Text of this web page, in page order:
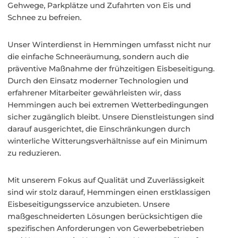
Gehwege, Parkplätze und Zufahrten von Eis und
Schnee zu befreien.
Unser Winterdienst in Hemmingen umfasst nicht nur
die einfache Schneeräumung, sondern auch die
präventive Maßnahme der frühzeitigen Eisbeseitigung.
Durch den Einsatz moderner Technologien und
erfahrener Mitarbeiter gewährleisten wir, dass
Hemmingen auch bei extremen Wetterbedingungen
sicher zugänglich bleibt. Unsere Dienstleistungen sind
darauf ausgerichtet, die Einschränkungen durch
winterliche Witterungsverhältnisse auf ein Minimum
zu reduzieren.
Mit unserem Fokus auf Qualität und Zuverlässigkeit
sind wir stolz darauf, Hemmingen einen erstklassigen
Eisbeseitigungsservice anzubieten. Unsere
maßgeschneiderten Lösungen berücksichtigen die
spezifischen Anforderungen von Gewerbebetrieben